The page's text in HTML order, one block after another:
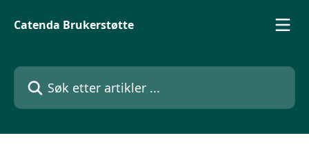
Catenda Brukerstøtte
Søk etter artikler ...